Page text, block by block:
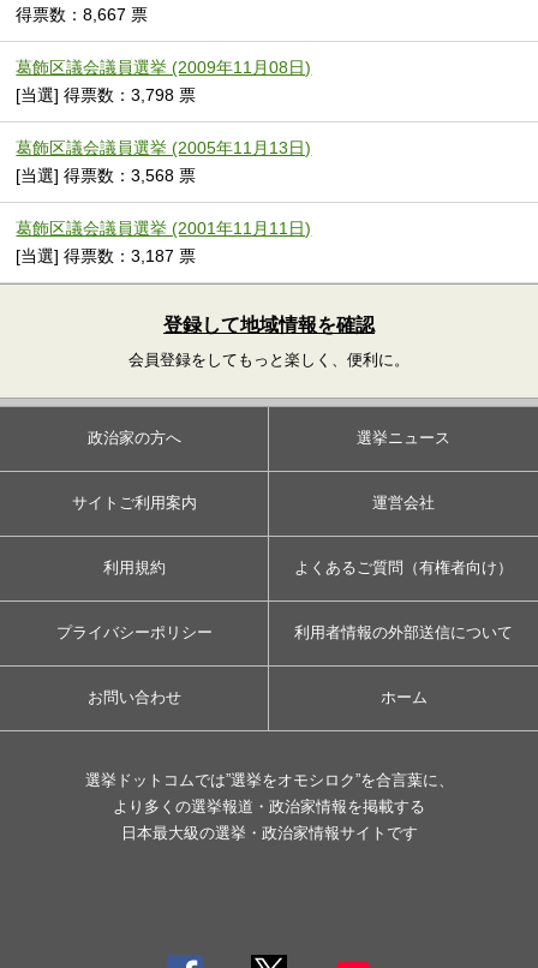
得票数：8,667 票
葛飾区議会議員選挙 (2009年11月08日)
[当選] 得票数：3,798 票
葛飾区議会議員選挙 (2005年11月13日)
[当選] 得票数：3,568 票
葛飾区議会議員選挙 (2001年11月11日)
[当選] 得票数：3,187 票
登録して地域情報を確認
会員登録をしてもっと楽しく、便利に。
政治家の方へ 選挙ニュース
サイトご利用案内 運営会社
利用規約 よくあるご質問（有権者向け）
プライバシーポリシー 利用者情報の外部送信について
お問い合わせ ホーム
選挙ドットコムでは”選挙をオモシロク”を合言葉に、
より多くの選挙報道・政治家情報を掲載する
日本最大級の選挙・政治家情報サイトです